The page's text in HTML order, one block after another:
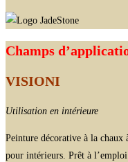
Champs
VISIONI
Utilisation en intérieure
Peinture décorative à la chaux
pour intérieurs. Prêt à